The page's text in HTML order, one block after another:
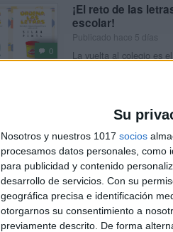
Su
Nosotros y nuestros 1017 socios
procesamos datos personales, como
para publicidad y contenido
desarrollo de servicios. Con su
geográfica precisa e identificación
otorgarnos su consentimiento a
previamente descrito. De forma
0
¡El reto de las
escolar!
Publicado hace 5 días
La vuelta al colegio es
aprendizaje de una
compartimos un
SEGUIR LEYENDO
0
Abecedario
Publicado hace 1 semana
Si buscas una forma
compartimos un
Mario, perfecto para